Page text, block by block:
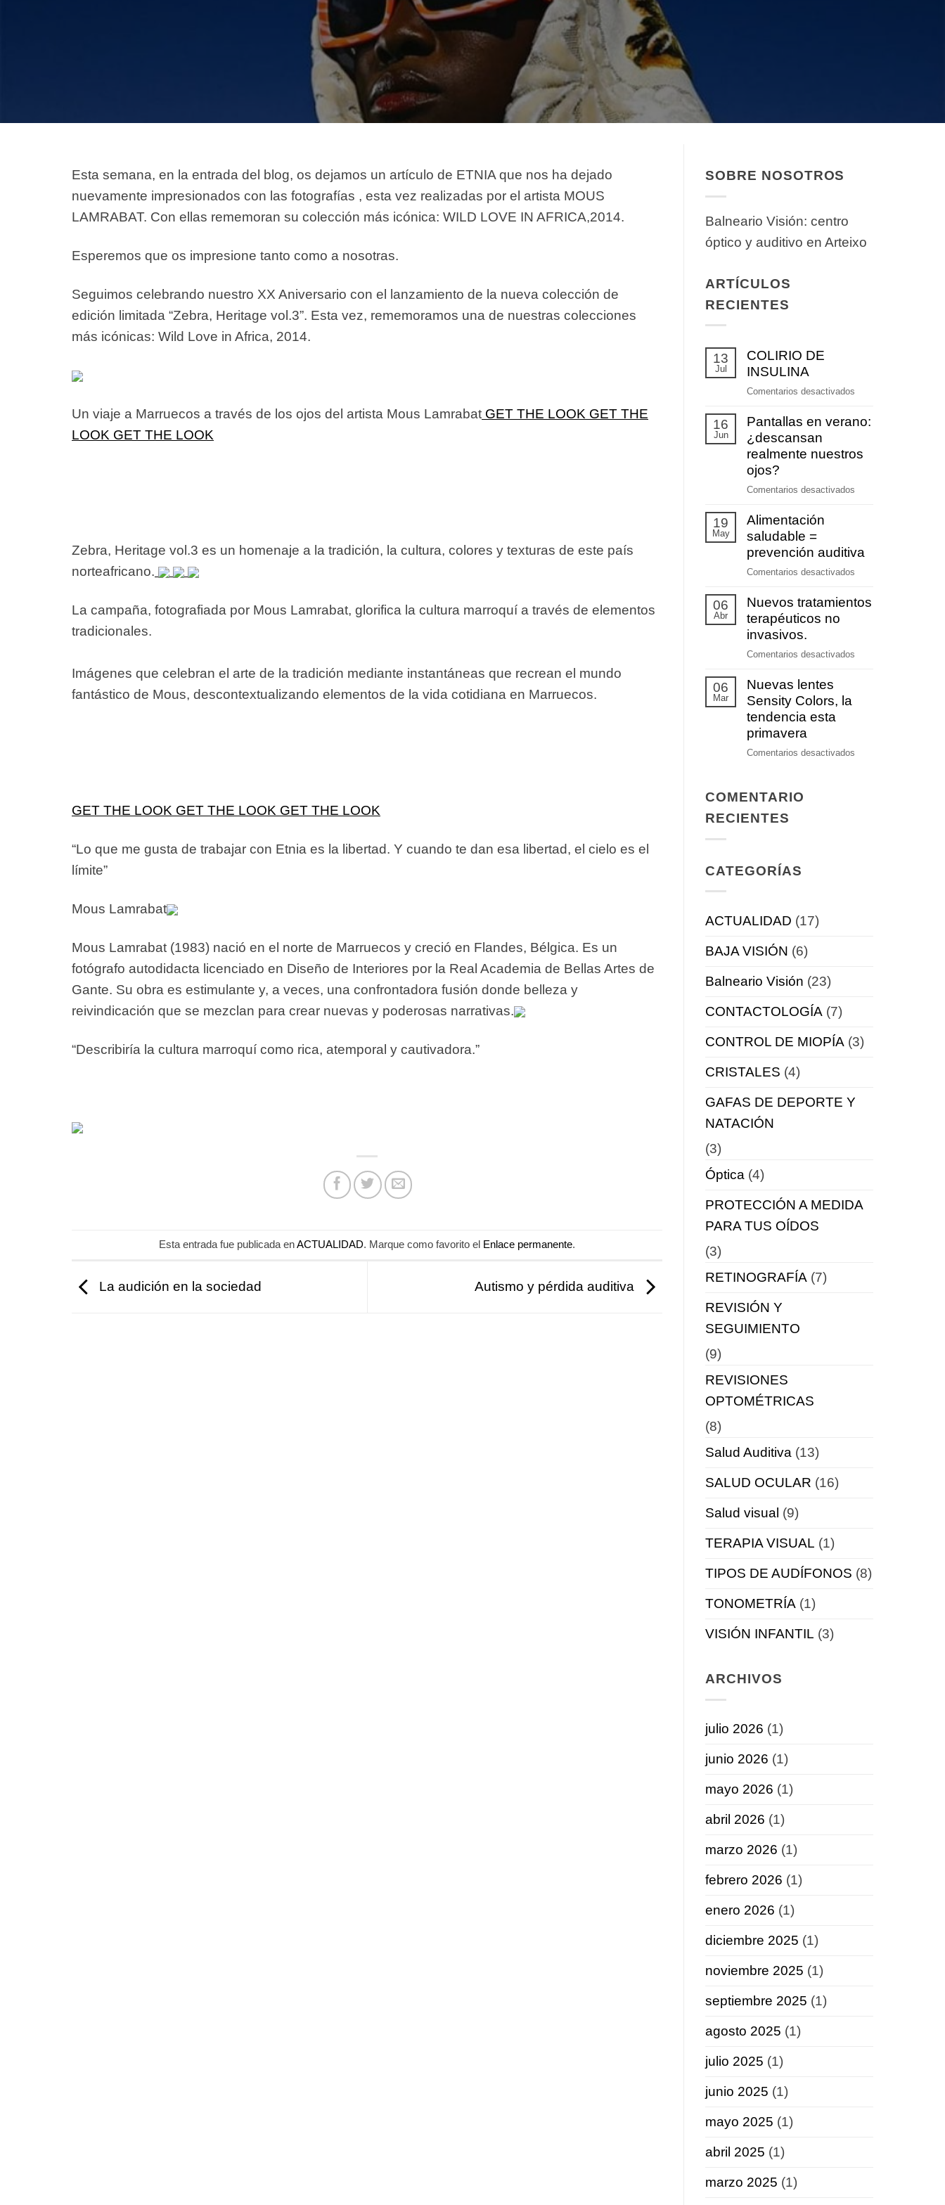
Esta semana, en la entrada del blog, os dejamos un artículo de ETNIA que nos ha dejado
nuevamente impresionados con las fotografías , esta vez realizadas por el artista MOUS
LAMRABAT. Con ellas rememoran su colección más icónica: WILD LOVE IN AFRICA,2014.
Esperemos que os impresione tanto como a nosotras.
Seguimos celebrando nuestro XX Aniversario con el lanzamiento de la nueva colección de
edición limitada “Zebra, Heritage vol.3”. Esta vez, rememoramos una de nuestras colecciones
más icónicas: Wild Love in Africa, 2014.
Un viaje a Marruecos a través de los ojos del artista Mous Lamrabat GET THE LOOK GET THE
LOOK GET THE LOOK
Zebra, Heritage vol.3 es un homenaje a la tradición, la cultura, colores y texturas de este país
norteafricano.
La campaña, fotografiada por Mous Lamrabat, glorifica la cultura marroquí a través de elementos
tradicionales.
Imágenes que celebran el arte de la tradición mediante instantáneas que recrean el mundo
fantástico de Mous, descontextualizando elementos de la vida cotidiana en Marruecos.
GET THE LOOK GET THE LOOK GET THE LOOK
“Lo que me gusta de trabajar con Etnia es la libertad. Y cuando te dan esa libertad, el cielo es el
límite”
Mous Lamrabat
Mous Lamrabat (1983) nació en el norte de Marruecos y creció en Flandes, Bélgica. Es un
fotógrafo autodidacta licenciado en Diseño de Interiores por la Real Academia de Bellas Artes de
Gante. Su obra es estimulante y, a veces, una confrontadora fusión donde belleza y
reivindicación que se mezclan para crear nuevas y poderosas narrativas.
“Describiría la cultura marroquí como rica, atemporal y cautivadora.”
Esta entrada fue publicada enACTUALIDAD. Marque como favorito el Enlace permanente.
La audición en la sociedad Autismo y pérdida auditiva
SOBRE NOSOTROS
Balneario Visión: centro
óptico y auditivo en Arteixo
ARTÍCULOS
RECIENTES
13
Jul
COLIRIO DE
INSULINA
Comentarios desactivados
DE
16
Jun
Pantallas en verano:
¿descansan
realmente nuestros
ojos?
Comentarios desactivados
¿descansan
19
May
Alimentación
saludable =
prevención auditiva
Comentarios desactivados
saludable
06
Abr
Nuevos tratamientos
terapéuticos no
invasivos.
Comentarios desactivados
06
Mar
Nuevas lentes
Sensity Colors, la
tendencia esta
primavera
Comentarios desactivados
COMENTARIO
RECIENTES
CATEGORÍAS
ACTUALIDAD (17)
BAJA VISIÓN (6)
Balneario Visión (23)
CONTACTOLOGÍA (7)
CONTROL DE MIOPÍA (3)
CRISTALES (4)
GAFAS DE DEPORTE Y
NATACIÓN
(3)
Óptica (4)
PROTECCIÓN A MEDIDA
PARA TUS OÍDOS
(3)
RETINOGRAFÍA (7)
REVISIÓN Y
SEGUIMIENTO
(9)
REVISIONES
OPTOMÉTRICAS
(8)
Salud Auditiva (13)
SALUD OCULAR (16)
Salud visual (9)
TERAPIA VISUAL (1)
TIPOS DE AUDÍFONOS (8)
TONOMETRÍA (1)
VISIÓN INFANTIL (3)
ARCHIVOS
julio 2026 (1)
junio 2026 (1)
mayo 2026 (1)
abril 2026 (1)
marzo 2026 (1)
febrero 2026 (1)
enero 2026 (1)
diciembre 2025 (1)
noviembre 2025 (1)
septiembre 2025 (1)
agosto 2025 (1)
julio 2025 (1)
junio 2025 (1)
mayo 2025 (1)
abril 2025 (1)
marzo 2025 (1)